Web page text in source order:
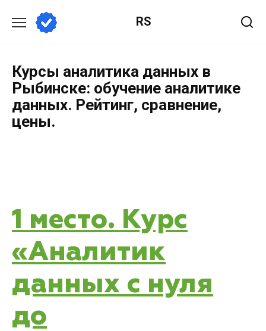
RS
Курсы аналитика данных в
Рыбинске: обучение аналитике
данных. Рейтинг, сравнение,
цены.
1 место. Курс
«Аналитик
данных с нуля
до